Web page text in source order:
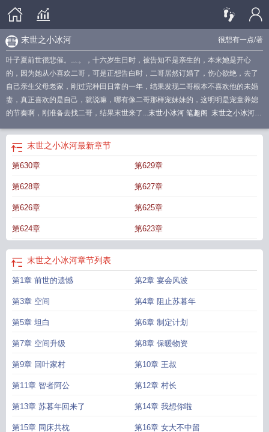
很想有一点/著
末世之小冰河
叶子夏前世很悲催。﹏。，十六岁生日时，被告知不是亲生的，本来她是开心
的，因为她从小喜欢二哥，可是正想告白时，二哥居然订婚了，伤心欲绝，去了
自己亲生父母老家，刚过完种田日常的一年，结果发现二哥根本不喜欢他的未婚
妻，真正喜欢的是自己，就说嘛，哪有像二哥那样宠妹妹的，这明明是宠童养媳
的节奏啊，刚准备去找二哥，结果末世来了...末世小冰河 笔趣阁 末世之小冰河全
世 张奕
末世之小冰河免费阅读
末世重生
代有随身空间
末世重生之小冰河免费阅读
河 很想有一点
末世之小冰河最新章节
第630章 第629章
第628章 第627章
第626章 第625章
第624章 第623章
末世之小冰河章节列表
第1章 前世的遗憾 第2章 宴会风波
第3章 空间 第4章 阻止苏暮年
第5章 坦白 第6章 制定计划
第7章 空间升级 第8章 保暖物资
第9章 回叶家村 第10章 王叔
第11章 智者阿公 第12章 村长
第13章 苏暮年回来了 第14章 我想你啦
第15章 同床共枕 第16章 女大不中留